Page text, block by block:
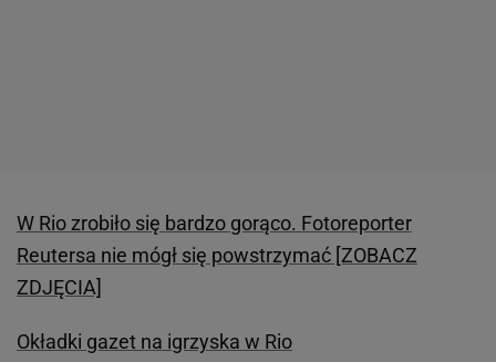
W Rio zrobiło się bardzo gorąco. Fotoreporter
Reutersa nie mógł się powstrzymać [ZOBACZ
ZDJĘCIA]
Okładki gazet na igrzyska w Rio